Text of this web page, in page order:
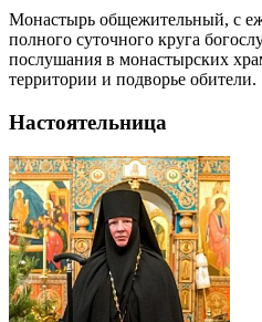
Монастырь общежительный, с
полного суточного круга
послушания в монастырских
территории и подворье обители.
Настоятельница